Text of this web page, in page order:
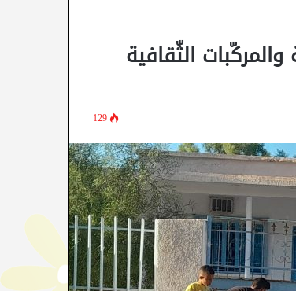
الثّقافية
129